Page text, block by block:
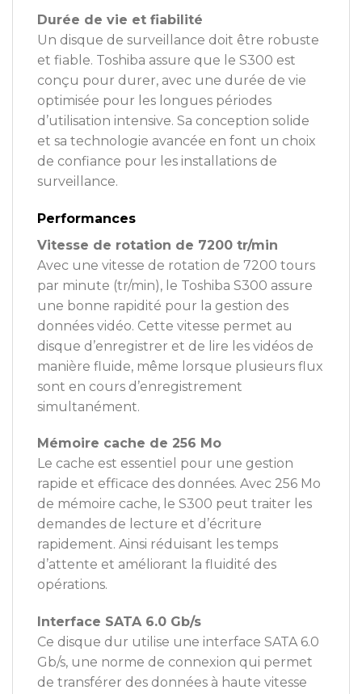
Durée de vie et fiabilité
Un disque de surveillance doit être robuste
et fiable. Toshiba assure que le S300 est
conçu pour durer, avec une durée de vie
optimisée pour les longues périodes
d’utilisation intensive. Sa conception solide
et sa technologie avancée en font un choix
de confiance pour les installations de
surveillance.
Performances
Vitesse de rotation de 7200 tr/min
Avec une vitesse de rotation de 7200 tours
par minute (tr/min), le Toshiba S300 assure
une bonne rapidité pour la gestion des
données vidéo. Cette vitesse permet au
disque d’enregistrer et de lire les vidéos de
manière fluide, même lorsque plusieurs flux
sont en cours d’enregistrement
simultanément.
Mémoire cache de 256 Mo
Le cache est essentiel pour une gestion
rapide et efficace des données. Avec 256 Mo
de mémoire cache, le S300 peut traiter les
demandes de lecture et d’écriture
rapidement. Ainsi réduisant les temps
d’attente et améliorant la fluidité des
opérations.
Interface SATA 6.0 Gb/s
Ce disque dur utilise une interface SATA 6.0
Gb/s, une norme de connexion qui permet
de transférer des données à haute vitesse